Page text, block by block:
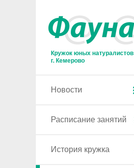
Кружок юных натуралистов
г. Кемерово
Новости
Расписание занятий
История кружка